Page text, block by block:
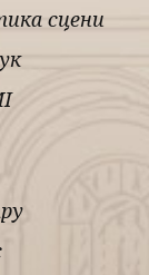
сцени